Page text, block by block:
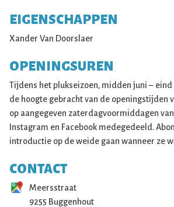
EIGENSCHAPPEN
Xander Van Doorslaer
OPENINGSUREN
Tijdens het plukseizoen, midden juni –
de hoogte gebracht van de openingstijden
op aangegeven zaterdagvoormiddagen
Instagram en Facebook medegedeeld.
introductie op de weide gaan wanneer ze
CONTACT
Meersstraat
9255 Buggenhout